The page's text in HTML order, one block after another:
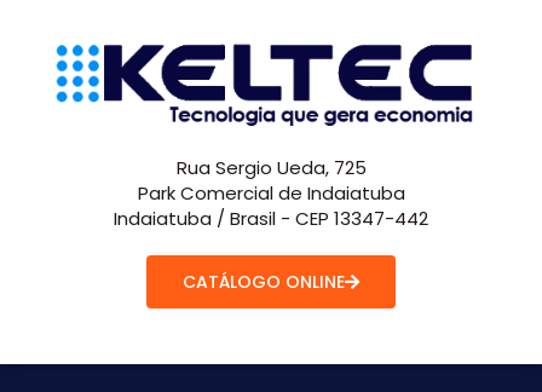
Rua Sergio Ueda, 725
Park Comercial de Indaiatuba
Indaiatuba / Brasil - CEP 13347-442
CATÁLOGO ONLINE